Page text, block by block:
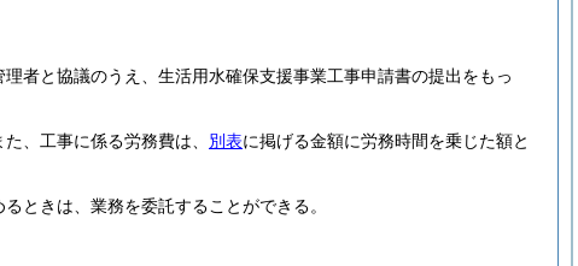
者と協議のうえ、生活用水確保支援事業工事申請書の提出をもっ
た、工事に係る労務費は、 別表に掲げる金額に労務時間を乗じた額と
ときは、業務を委託することができる。